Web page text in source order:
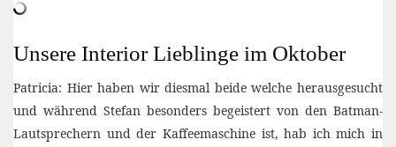
Unsere Interior Lieblinge im Oktober
Patricia: Hier haben wir diesmal beide welche herausgesucht
und während Stefan besonders begeistert von den Batman-
Lautsprechern und der Kaffeemaschine ist, hab ich mich in